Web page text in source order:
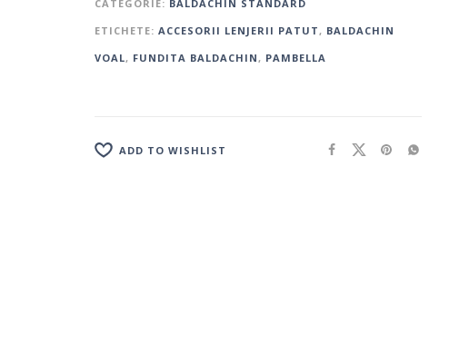
CATEGORIE: BALDACHIN STANDARD
ETICHETE: ACCESORII LENJERII PATUT , BALDACHIN
VOAL, FUNDITA BALDACHIN , PAMBELLA
ADD TO WISHLIST